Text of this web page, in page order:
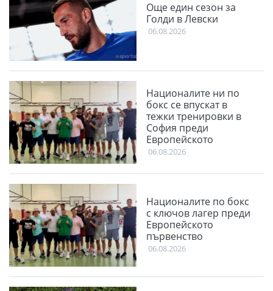
Още един сезон за
Голди в Левски
06.08.2026
Националите ни по
бокс се впускат в
тежки тренировки в
София преди
Европейското
06.08.2026
Националите по бокс
с ключов лагер преди
Европейското
първенство
06.08.2026